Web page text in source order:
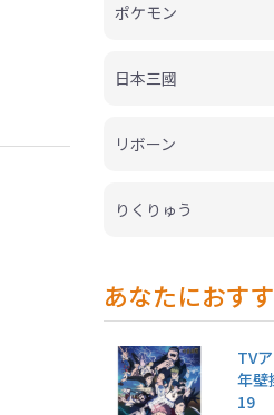
ポケモン
日本三國
リボーン
りくりゅう
あなたにおす
TV
年壁
19